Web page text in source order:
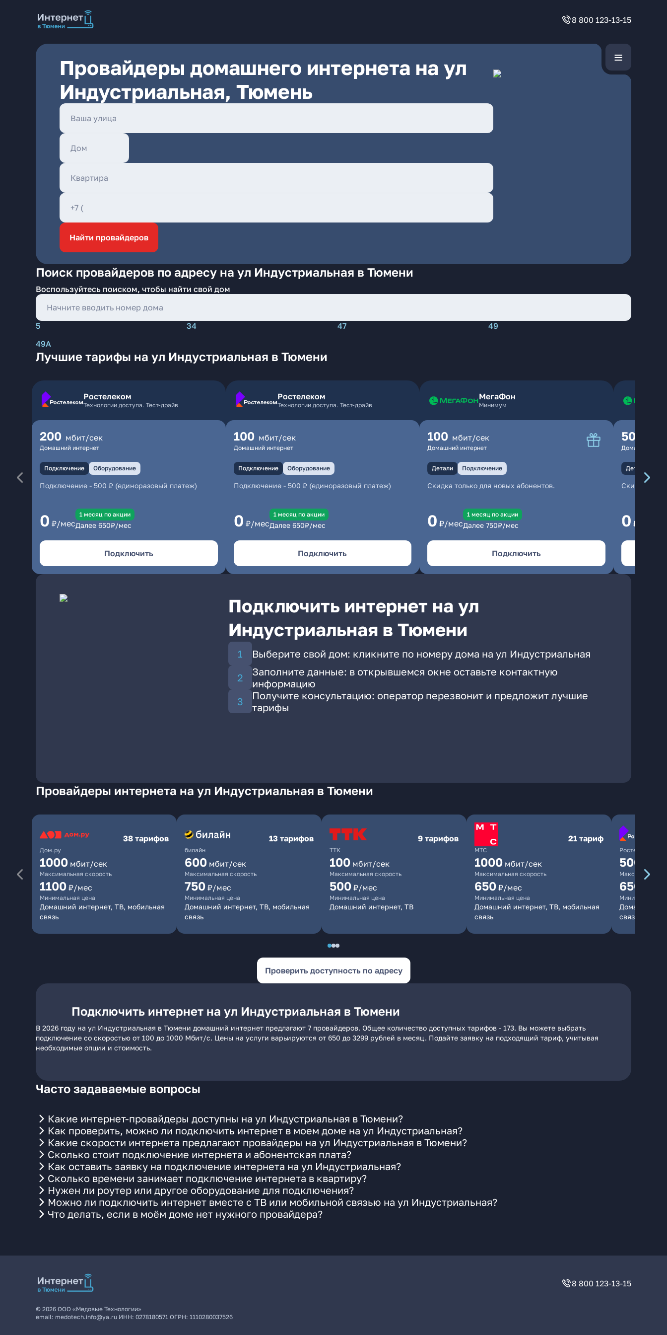
8 800 123-13-15
Провайдеры домашнего интернета на ул
Индустриальная, Тюмень
Найти провайдеров
Поиск провайдеров по адресу на ул Индустриальная в Тюмени
Воспользуйтесь поиском, чтобы найти свой дом
5 34 47
49
49А
Лучшие тарифы на ул Индустриальная в Тюмени
Ростелеком
Технологии доступа. Тест-драйв
200 мбит/сек
Домашний интернет
Подключение Оборудование
Подключение - 500 ₽ (единоразовый платеж)
0 ₽/мес
1 месяц по акции
Далее 650₽/мес
Подключить
Ростелеком
Технологии доступа. Тест-драйв
100 мбит/сек
Домашний интернет
Подключение Оборудование
Подключение- 500 ₽ (единоразовый платеж)
0 ₽/мес
1 месяц по акции
Далее 650₽/мес
Подключить
МегаФон
Минимум
100 мбит/сек
Домашний интернет
Детали Подключение
Скидка только для новых абонентов.
0 ₽/мес
1 месяц по акции
Далее 750₽/мес
Подключить
500
Домашний
Детали
Скидка
0 ₽/мес
Подключить интернет на ул
Индустриальная в Тюмени
Выберите свой дом: кликните по номеру дома на ул Индустриальная
Заполните данные: в открывшемся окне оставьте контактную
информацию
Получите консультацию: оператор перезвонит и предложит лучшие
тарифы
Провайдеры интернета на ул Индустриальная в Тюмени
Дом.ру
38 тарифов
1000 мбит/сек
Максимальная скорость
1100 ₽/мес
Минимальная цена
Домашний интернет, ТВ, мобильная
связь
билайн
13 тарифов
600 мбит/сек
Максимальная скорость
750 ₽/мес
Минимальная цена
Домашний интернет, ТВ, мобильная
связь
ТТК
9 тарифов
100 мбит/сек
Максимальная скорость
500 ₽/мес
Минимальная цена
Домашний интернет, ТВ
МТС
21 тариф
1000 мбит/сек
Максимальная скорость
650 ₽/мес
Минимальная цена
Домашний интернет, ТВ, мобильная
связь
Ростелеком
500
Максимальная
650
Минимальная
Домашний
связь
Проверить доступность по адресу
Подключить интернет на ул Индустриальная в Тюмени
В 2026 году на ул Индустриальная в Тюмени домашний интернет предлагают 7 провайдеров. Общее количество доступных тарифов - 173. Вы можете выбрать
подключение со скоростью от 100 до 1000 Мбит/с. Цены на услуги варьируются от 650 до 3299 рублей в месяц. Подайте заявку на подходящий тариф, учитывая
необходимые опции и стоимость.
Часто задаваемые вопросы
Какие интернет-провайдеры доступны на ул Индустриальная в Тюмени?
Как проверить, можно ли подключить интернет в моем доме на ул Индустриальная?
Какие скорости интернета предлагают провайдеры на ул Индустриальная в Тюмени?
Сколько стоит подключение интернета и абонентская плата?
Как оставить заявку на подключение интернета на ул Индустриальная?
Сколько времени занимает подключение интернета в квартиру?
Нужен ли роутер или другое оборудование для подключения?
Можно ли подключить интернет вместе с ТВ или мобильной связью на ул Индустриальная?
Что делать, если в моём доме нет нужного провайдера?
8 800 123-13-15
© 2026 ООО «Медовые Технологии»
email: medotech.info@ya.ru ИНН: 0278180571 ОГРН: 1110280037526